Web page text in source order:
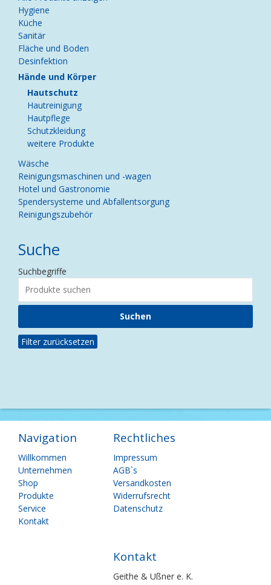
überspringen
Hygiene
Küche
Sanitär
Fläche und Boden
Desinfektion
Hände und Körper
Hautschutz
Hautreinigung
Hautpflege
Schutzkleidung
weitere Produkte
Wäsche
Reinigungsmaschinen und -wagen
Hotel und Gastronomie
Spendersysteme und Abfallentsorgung
Reinigungszubehör
Suche
Suchbegriffe
Filter zurücksetzen
Navigation
Navigation
überspringen
Willkommen
Unternehmen
Shop
Produkte
Service
Kontakt
Rechtliches
Navigation
überspringen
Impressum
AGB`s
Versandkosten
Widerrufsrecht
Datenschutz
Kontakt
Geithe & Ußner e. K.